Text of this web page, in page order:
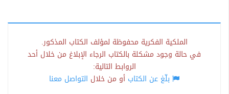
الملكية الفكرية محفوظة لمؤلف الكتاب المذكور.
في حالة وجود مشكلة بالكتاب الرجاء الإبلاغ من خلال أحد
الروابط التالية:
بلّغ عن الكتاب أو من خلال التواصل معنا